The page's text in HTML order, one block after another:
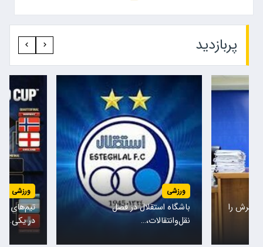
پربازدید‍
را
ورزشی
باشگاه استقلال در فصل
نقل‌وانتقالات،…
ورزشی
تیم‌های
در یکی…